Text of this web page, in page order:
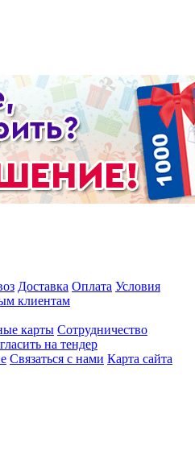
Доставка Оплата Условия
клиентам
карты Сотрудничество
на тендер
Связаться с нами Карта сайта